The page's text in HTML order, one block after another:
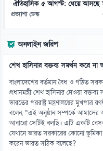
০৯ আগস্ট
১৪
ভুল পরিকল্পনায় পরিত্যক্ত অবস্থায়
০৯ আগস্ট
১৫
দেশের উন্নয়ন ও জনকল্যাণে কাজের
০৯ আগস্ট
ঐতিহাসিক ৫ আগস্ট: ধেয়ে আসছে
প্রত্যাশা ডেস্ক
অনলাইন জরিপ
শেখ হাসিনার বক্তব্য সমর্থন করে
বাংলাদেশের বর্তমান বৈধ ও গঠিত
প্রধানমন্ত্রী শেখ হাসিনার দেওয়া
ভারতের পররাষ্ট্র মন্ত্রণালয়ের
বলেন, “এই অনুষ্ঠান সম্পর্কে আমাদের
আবারো সেটিই বলছি। এটি একটি
যেখানে ভারত সরকারের কোনো
করেন ভারত সঠিক বলেছে?